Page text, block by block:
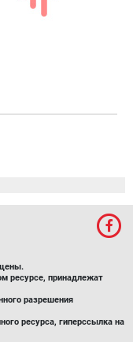
ресурсе, принадлежат
разрешения
ресурса, гиперссылка на